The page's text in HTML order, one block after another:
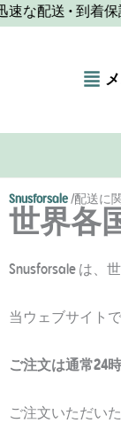
コ
ッ
プ
配送 • 到着保
Snusforsale/配送に
世界各
Snusforsale は、
当ウェブサイト
ご注文は通常24
ご注文いただい